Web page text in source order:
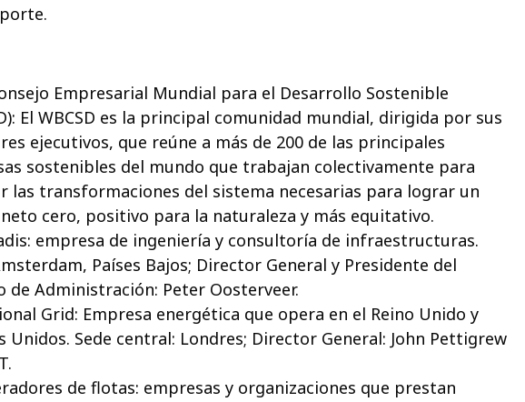
Empresarial Mundial para el Desarrollo Sostenible
El WBCSD es la principal comunidad mundial, dirigida por sus
ejecutivos, que reúne a más de 200 de las principales
sostenibles del mundo que trabajan colectivamente para
las transformaciones del sistema necesarias para lograr un
cero, positivo para la naturaleza y más equitativo.
empresa de ingeniería y consultoría de infraestructuras.
Países Bajos; Director General y Presidente del
de Administración: Peter Oosterveer.
Grid: Empresa energética que opera en el Reino Unido y
Unidos. Sede central: Londres; Director General: John Pettigrew
de flotas: empresas y organizaciones que prestan